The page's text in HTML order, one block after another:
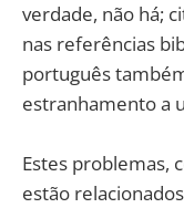
verdade, não há;
nas referências
português
estranhamento a
Estes problemas,
estão